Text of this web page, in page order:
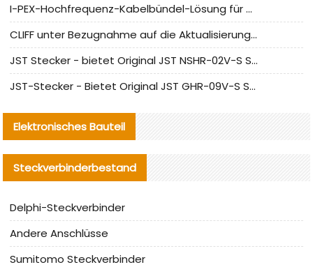
I-PEX-Hochfrequenz-Kabelbündel-Lösung für die heimische Produktion analysiert
CLIFF unter Bezugnahme auf die Aktualisierung der chinesischen Stecker-Testnormen
JST Stecker - bietet Original JST NSHR-02V-S Stecker und Ersatzteile an
JST-Stecker - Bietet Original JST GHR-09V-S Stecker und Ersatzteile an
Elektronisches Bauteil
Steckverbinderbestand
Delphi-Steckverbinder
Andere Anschlüsse
Sumitomo Steckverbinder